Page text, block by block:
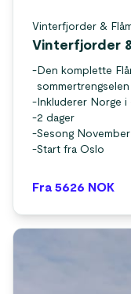
Vinterfjorder &
Vinterfjorder
- Den komplette
sommertrengselen
- Inkluderer Norge i
-2 dager
-Sesong
-Start fra Oslo
Fra 5626 NOK